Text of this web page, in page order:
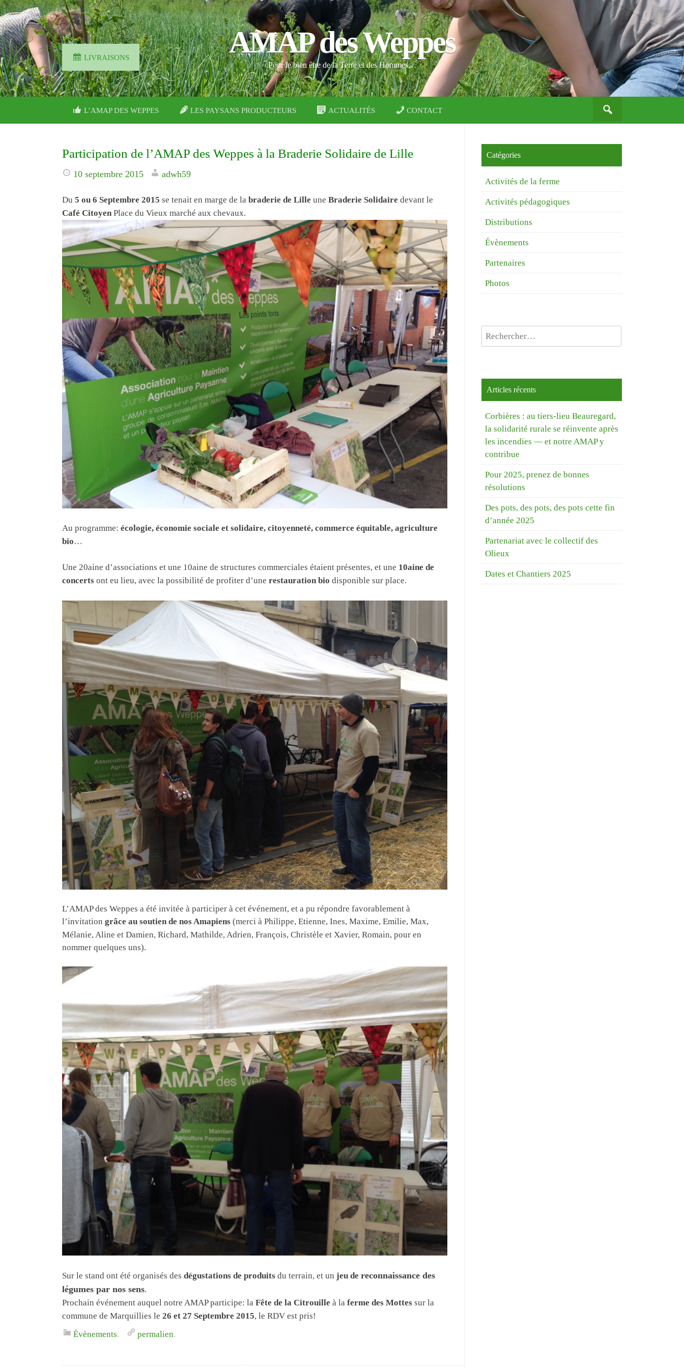
AMAP des Weppes
Pour le bien être de la Terre et des Hommes…
PASSER
L’AMAP DES WEPPES LES PAYSANS PRODUCTEURS ACTUALITÉS CONTACT
LIVRAISONS
Participation de l’AMAP des Weppes à la Braderie Solidaire de Lille
10 septembre 2015 adwh59
Du 5 ou 6 Septembre 2015 se tenait en marge de la braderie de Lille une Braderie Solidaire devant le
Café Citoyen Place du Vieux marché aux chevaux.
Au programme: écologie, économie sociale et solidaire, citoyenneté, commerce équitable, agriculture
bio…
Une 20aine d’associations et une 10aine de structures commerciales étaient présentes, et une 10aine de
concerts ont eu lieu, avec la possibilité de profiter d’une restauration bio disponible sur place.
L’AMAP des Weppes a été invitée à participer à cet événement, et a pu répondre favorablement à
l’invitation grâce au soutien de nos Amapiens (merci à Philippe, Etienne, Ines, Maxime, Emilie, Max,
Mélanie, Aline et Damien, Richard, Mathilde, Adrien, François, Christèle et Xavier, Romain, pour en
nommer quelques uns).
Sur le stand ont été organisés des dégustations de produits du terrain, et un jeu de reconnaissance des
légumes par nos sens.
Prochain événement auquel notre AMAP participe: la Fête de la Citrouille à la ferme des Mottes sur la
commune de Marquillies le 26 et 27 Septembre 2015, le RDV est pris!
Évènements. permalien.
Catégories
Activités de la ferme
Activités pédagogiques
Distributions
Évènements
Partenaires
Photos
Rechercher :
Articles récents
Corbières : au tiers-lieu Beauregard,
la solidarité rurale se réinvente après
les incendies — et notre AMAP y
contribue
Pour 2025, prenez de bonnes
résolutions
Des pots, des pots, des pots cette fin
d’année 2025
Partenariat avec le collectif des
Olieux
Dates et Chantiers 2025